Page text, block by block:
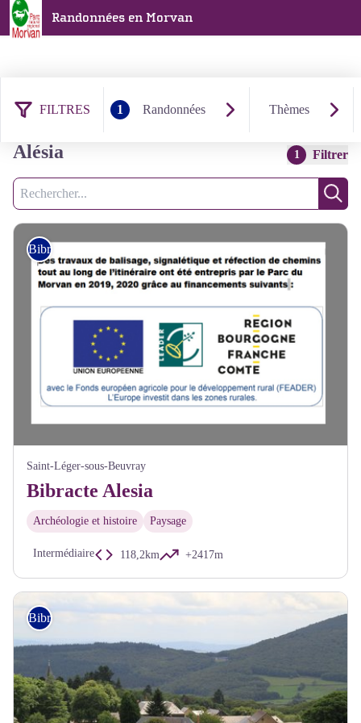
Randonnées en Morvan
FILTRES 1 Randonnées Thèmes
5 résultats randonnées : Bibracte
Alésia
1 Filtrer
Recherche
Bibracte Alésia
Saint-Léger-sous-Beuvray
Bibracte Alesia
Archéologie et histoire Paysage
Intermédiaire 118,2km +2417m
Bibracte Alésia